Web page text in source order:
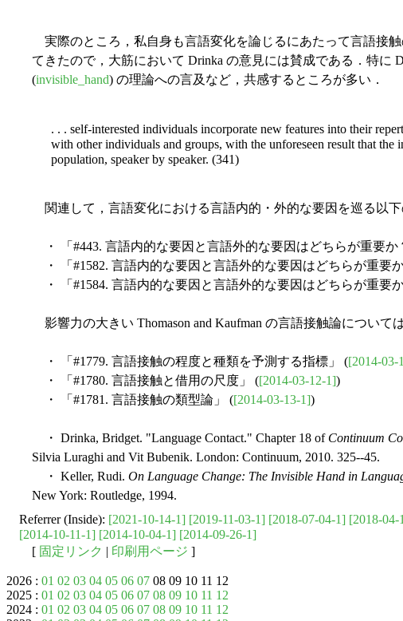
実際のところ，私自身も言語変化を論じるにあたって言語接
てきたので，大筋において Drinka の意見には賛成である．特に
(invisible_hand) の理論への言及など，共感するところが多い．
. . . self-interested individuals incorporate new features into their
with other individuals and groups, with the unforeseen result that the
population, speaker by speaker. (341)
関連して，言語変化における言語内的・外的な要因を巡る以下
・ 「#443. 言語内的な要因と言語外的な要因はどちらが重要か
・ 「#1582. 言語内的な要因と言語外的な要因はどちらが重要
・ 「#1584. 言語内的な要因と言語外的な要因はどちらが重要
影響力の大きい Thomason and Kaufman の言語接触論について
・ 「#1779. 言語接触の程度と種類を予測する指標」 ([2014-03-
・ 「#1780. 言語接触と借用の尺度」 ([2014-03-12-1])
・ 「#1781. 言語接触の類型論」 ([2014-03-13-1])
・ Drinka, Bridget. "Language Contact." Chapter 18 of Continuum
Silvia Luraghi and Vit Bubenik. London: Continuum, 2010. 325--45.
・ Keller, Rudi. On Language Change: The Invisible Hand in
New York: Routledge, 1994.
Referrer (Inside): [2021-10-14-1] [2019-11-03-1] [2018-07-04-1] [2018-04-
[2014-10-11-1] [2014-10-04-1] [2014-09-26-1]
[ 固定リンク | 印刷用ページ ]
2026 : 01 02 03 04 05 06 07 08 09 10 11 12
2025 : 01 02 03 04 05 06 07 08 09 10 11 12
2024 : 01 02 03 04 05 06 07 08 09 10 11 12